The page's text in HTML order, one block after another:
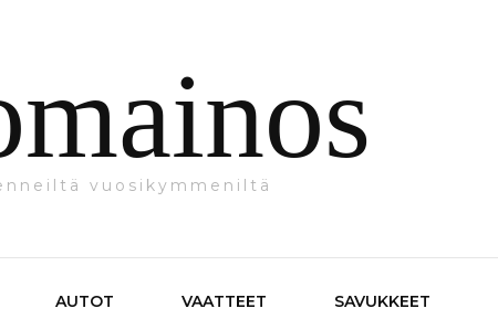
vuosikymmeniltä
AUTOT VAATTEET SAVUKKEET